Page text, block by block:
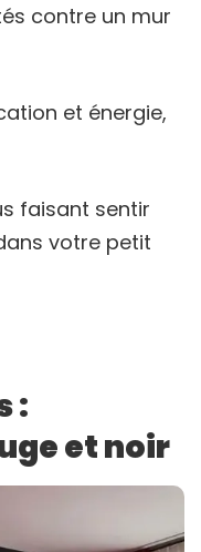
contre un mur
et énergie,
faisant sentir
votre petit
:
et noir